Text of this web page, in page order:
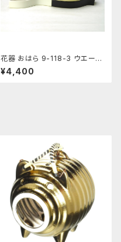
花器 おはら 9-118-3 ウエーブ
小黒ツヤ 花瓶 フラワーベース
水盤
¥4,400